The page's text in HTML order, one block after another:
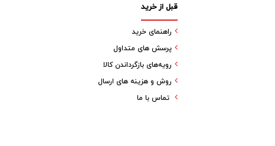
قبل از خرید
راهنمای خرید
پرسش های متداول
رویه‌های بازگرداندن کالا
روش و هزینه های ارسال
تماس با ما